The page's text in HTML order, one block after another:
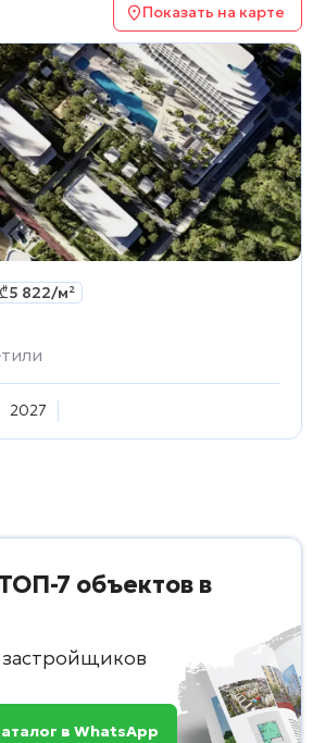
Показать на карте
₾5 822/м²
2027
7 объектов в
в WhatsApp